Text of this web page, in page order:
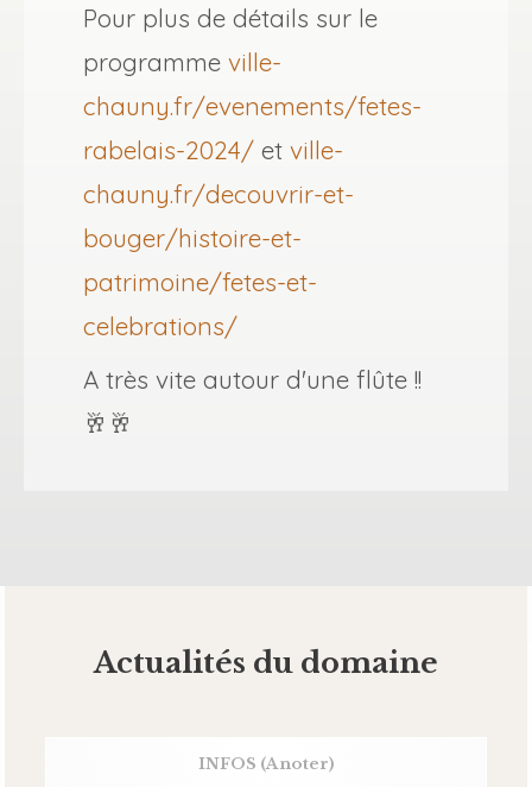
Pour plus de détails sur le
programme ville-
chauny.fr/evenements/fetes-
rabelais-2024/ et ville-
chauny.fr/decouvrir-et-
bouger/histoire-et-
patrimoine/fetes-et-
celebrations/
A très vite autour d'une flûte !!
🥂🥂
Actualités du domaine
INFOS (A noter)